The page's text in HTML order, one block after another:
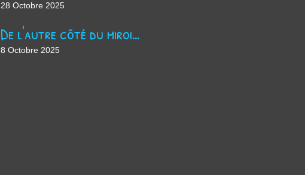
28 Octobre 2025
De l'autre côté du miroir - chanson suno ai
8 Octobre 2025